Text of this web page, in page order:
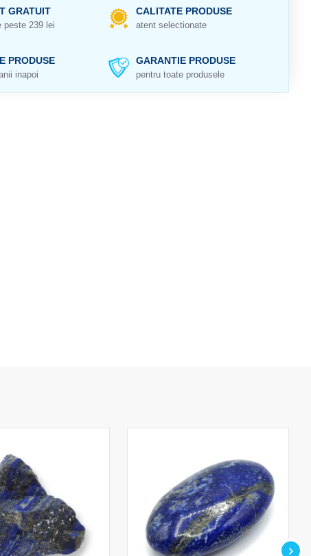
GRATUIT
peste 239 lei
CALITATE PRODUSE
atent selectionate
PRODUSE
inapoi
GARANTIE PRODUSE
pentru toate produsele